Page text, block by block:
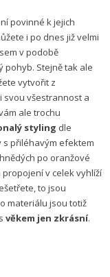
povinné k jejich
i po dnes již velmi
v podobě
pohyb. Stejně tak ale
vytvořit z
svou všestrannost a
ale trochu
styling dle
s přiléhavým efektem
po oranžové
v celek vyhlíží
to jsou
materiálu jsou totiž
věkem jen zkrásní.